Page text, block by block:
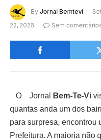
By Jornal Bemtevi
22, 2026
Sem
O Jornal Bem-Te-Vi
quantas anda um dos
para surpresa, encontrou
Prefeitura. A maioria não